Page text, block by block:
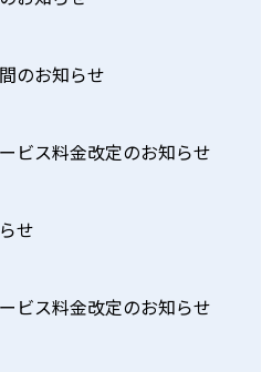
のお知らせ
ビス料金改定のお知らせ
せ
ビス料金改定のお知らせ